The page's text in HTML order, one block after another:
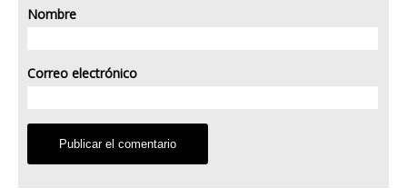
Nombre
Correo electrónico